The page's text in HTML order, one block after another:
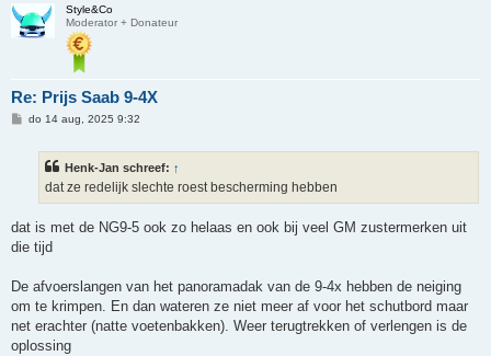
Style&Co
Moderator + Donateur
Re: Prijs Saab 9-4X
Bdo 14 aug, 2025 9:32
Henk-Jan schreef: ↑
dat ze redelijk slechte roest bescherming hebben
dat is met de NG9-5 ook zo helaas en ook bij veel GM zustermerken uit
die tijd
De afvoerslangen van het panoramadak van de 9-4x hebben de neiging
om te krimpen. En dan wateren ze niet meer af voor het schutbord maar
net erachter (natte voetenbakken). Weer terugtrekken of verlengen is de
oplossing